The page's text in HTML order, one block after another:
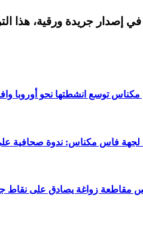
في إصدار جريدة ورقية، هذا
توسع انشطتها نحو أوروبا
لجهة فاس مكناس: ندوة صحافية
مقاطعة زواغة يصادق على نقاط